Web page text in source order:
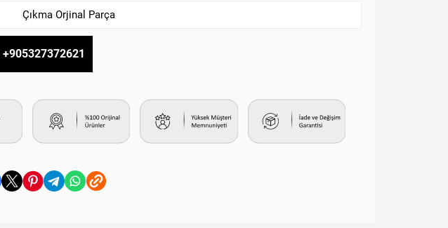
Çıkma Orjinal Parça
+905327372621